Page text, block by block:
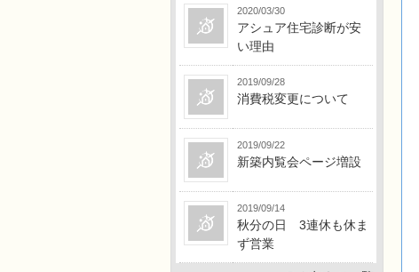
2020/03/30
アシュア住宅診断が安
い理由
2019/09/28
消費税変更について
2019/09/22
新築内覧会ページ増設
2019/09/14
秋分の日 3連休も休ま
ず営業